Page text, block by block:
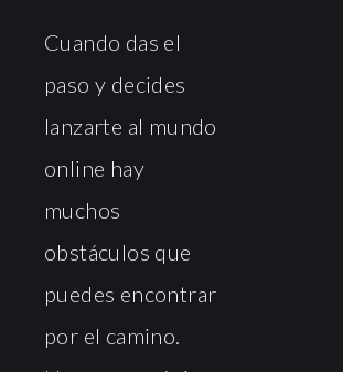
Cuando das el
paso y decides
lanzarte al mundo
online hay
muchos
obstáculos que
puedes encontrar
por el camino.